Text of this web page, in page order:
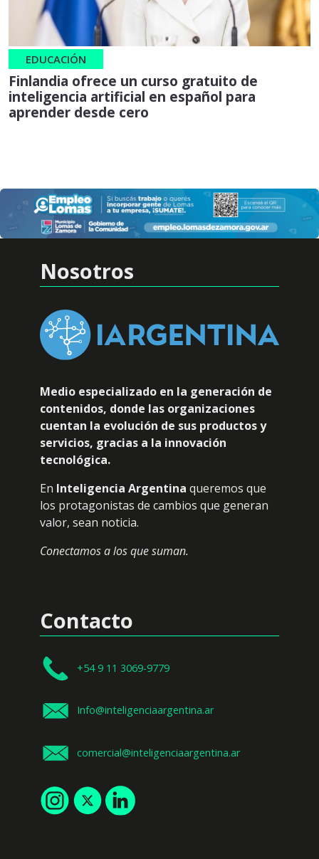
EDUCACIÓN
Finlandia ofrece un curso gratuito de
inteligencia artificial en español para
aprender desde cero
Nosotros
Medio especializado en la generación de
contenidos, donde las organizaciones
cuentan la evolución de sus productos y
servicios, gracias a la innovación
tecnológica.
En Inteligencia Argentina queremos que
los protagonistas de cambios que generan
valor, sean noticia.
Conectamos a los que suman.
Contacto
+54 9 11 3069-9779
Info@inteligenciaargentina.ar
comercial@inteligenciaargentina.ar